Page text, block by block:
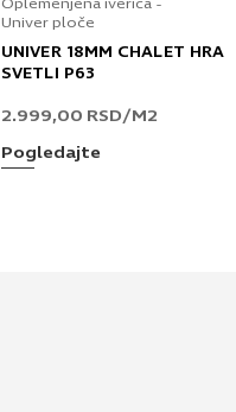
Oplemenjena iverica -
Univer ploče
UNIVER 18MM CHALET
SVETLI P63
2.999,00 RSD/M2
Pogledajte